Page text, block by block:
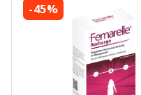
-45%